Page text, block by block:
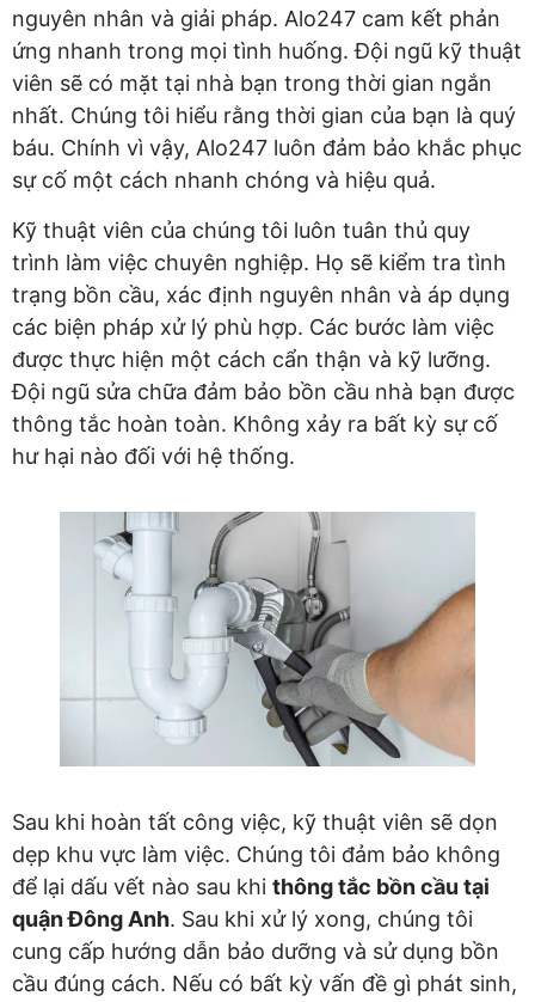
nguyên nhân và giải pháp. Alo247 cam kết phản
ứng nhanh trong mọi tình huống. Đội ngũ kỹ thuật
viên sẽ có mặt tại nhà bạn trong thời gian ngắn
nhất. Chúng tôi hiểu rằng thời gian của bạn là quý
báu. Chính vì vậy, Alo247 luôn đảm bảo khắc phục
sự cố một cách nhanh chóng và hiệu quả.
Kỹ thuật viên của chúng tôi luôn tuân thủ quy
trình làm việc chuyên nghiệp. Họ sẽ kiểm tra tình
trạng bồn cầu, xác định nguyên nhân và áp dụng
các biện pháp xử lý phù hợp. Các bước làm việc
được thực hiện một cách cẩn thận và kỹ lưỡng.
Đội ngũ sửa chữa đảm bảo bồn cầu nhà bạn được
thông tắc hoàn toàn. Không xảy ra bất kỳ sự cố
hư hại nào đối với hệ thống.
Sau khi hoàn tất công việc, kỹ thuật viên sẽ dọn
dẹp khu vực làm việc. Chúng tôi đảm bảo không
để lại dấu vết nào sau khi thông tắc bồn cầu tại
quận Đông Anh. Sau khi xử lý xong, chúng tôi
cung cấp hướng dẫn bảo dưỡng và sử dụng bồn
cầu đúng cách. Nếu có bất kỳ vấn đề gì phát sinh,